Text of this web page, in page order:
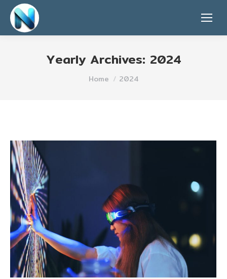
Yearly Archives: 2024
You are here:
Home 2024